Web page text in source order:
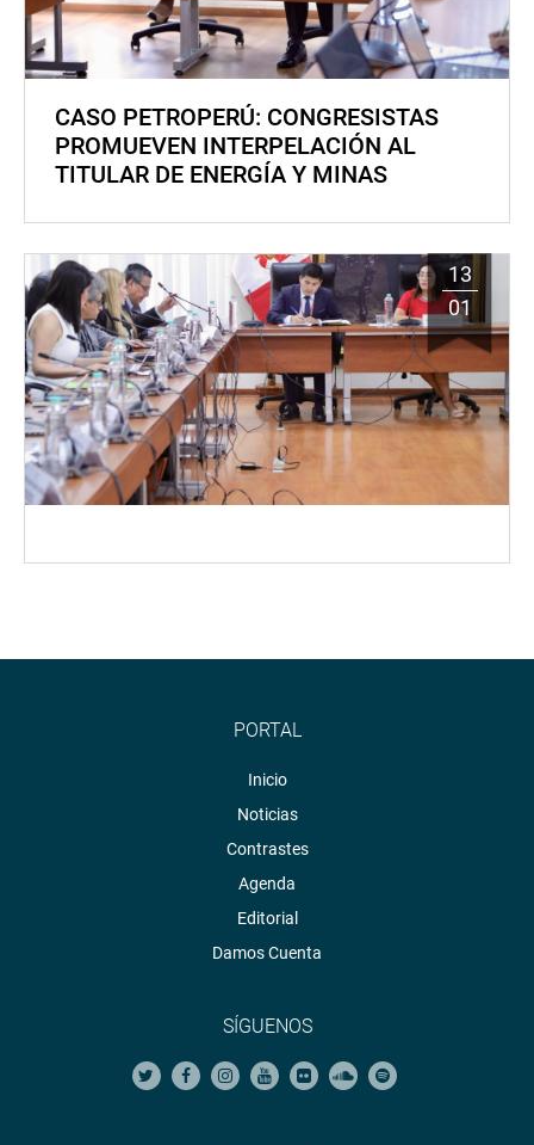
CASO PETROPERÚ: CONGRESISTAS
PROMUEVEN INTERPELACIÓN AL
TITULAR DE ENERGÍA Y MINAS
13
01
PORTAL
Inicio
Noticias
Contrastes
Agenda
Editorial
Damos Cuenta
SÍGUENOS